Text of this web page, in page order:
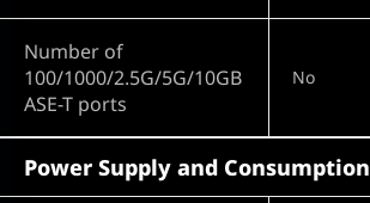
Number of
100/1000/2.5G/5G/10GB
ASE-T ports
No
Power Supply and Consumption